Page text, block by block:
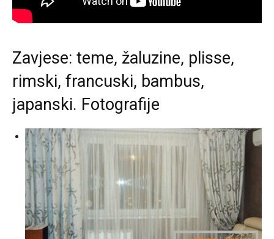
Zavjese: teme, žaluzine, plisse,
rimski, francuski, bambus,
japanski. Fotografije